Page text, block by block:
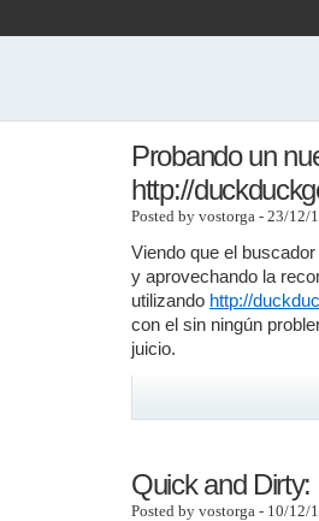
Probando un
http://
Posted by vostorga - 23/12/
Viendo que el
y aprovechando la
utilizando http://
con el sin ningún
juicio.
Quick and
Posted by vostorga - 10/12/